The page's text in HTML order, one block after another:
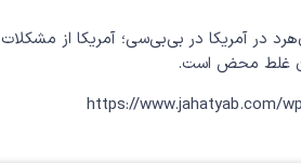
در آمریکا در بی‌بی‌سی؛ آمریکا از
غلط محض است.
https://www.jahatyab.com/